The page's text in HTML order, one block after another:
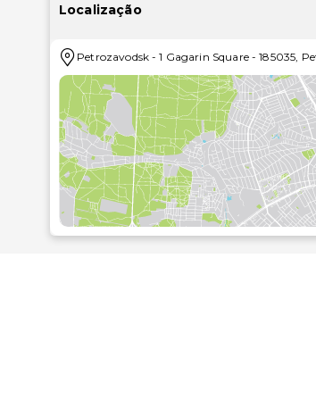
sem fios grátis, serviços de
este restaurante que inclui ainda um
vista de olhos pela ementa do serviço
com um pequeno-almoço buffet
incluem um business center aberto 24
evento em Petrozavodsk? Este hotel
incluem um centro de conferências.
milha e ao quilómetro mais próximo.
Centro de Exposições da Cidade de
Galeria de Arte Privada Casa das
Museu das Tradições Populares do
Localização
Petrozavodsk-1 Gagarin Square-185035,